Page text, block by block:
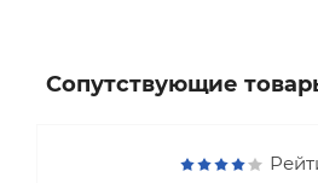
Сопутствующие